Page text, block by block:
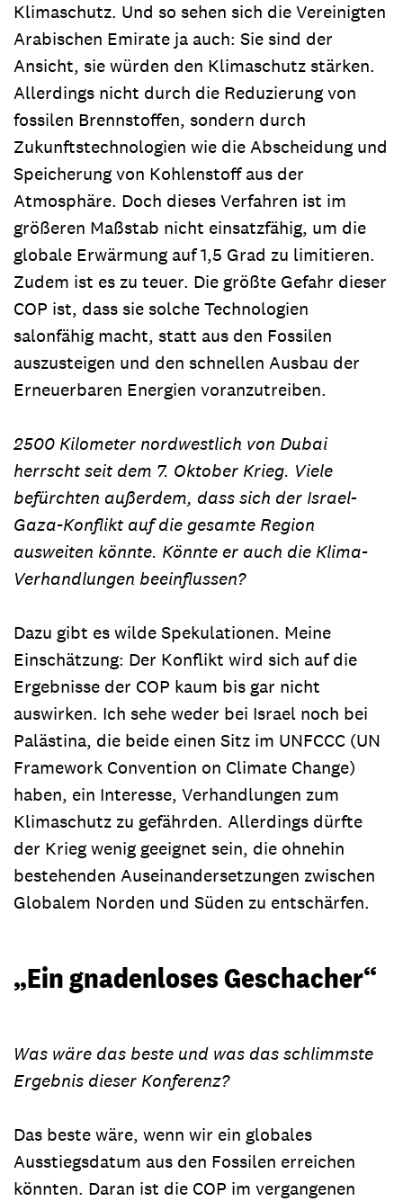
Klimaschutz. Und so sehen sich die Vereinigten
Arabischen Emirate ja auch: Sie sind der
Ansicht, sie würden den Klimaschutz stärken.
Allerdings nicht durch die Reduzierung von
fossilen Brennstoffen, sondern durch
Zukunftstechnologien wie die Abscheidung und
Speicherung von Kohlenstoff aus der
Atmosphäre. Doch dieses Verfahren ist im
größeren Maßstab nicht einsatzfähig, um die
globale Erwärmung auf 1,5 Grad zu limitieren.
Zudem ist es zu teuer. Die größte Gefahr dieser
COP ist, dass sie solche Technologien
salonfähig macht, statt aus den Fossilen
auszusteigen und den schnellen Ausbau der
Erneuerbaren Energien voranzutreiben.
2500 Kilometer nordwestlich von Dubai
herrscht seit dem 7. Oktober Krieg. Viele
befürchten außerdem, dass sich der Israel-
Gaza-Konflikt auf die gesamte Region
ausweiten könnte. Könnte er auch die Klima-
Verhandlungen beeinflussen?
Dazu gibt es wilde Spekulationen. Meine
Einschätzung: Der Konflikt wird sich auf die
Ergebnisse der COP kaum bis gar nicht
auswirken. Ich sehe weder bei Israel noch bei
Palästina, die beide einen Sitz im UNFCCC (UN
Framework Convention on Climate Change)
haben, ein Interesse, Verhandlungen zum
Klimaschutz zu gefährden. Allerdings dürfte
der Krieg wenig geeignet sein, die ohnehin
bestehenden Auseinandersetzungen zwischen
Globalem Norden und Süden zu entschärfen.
„Ein gnadenloses Geschacher“
Was wäre das beste und was das schlimmste
Ergebnis dieser Konferenz?
Das beste wäre, wenn wir ein globales
Ausstiegsdatum aus den Fossilen erreichen
könnten. Daran ist die COP im vergangenen